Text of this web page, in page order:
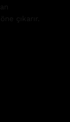
çıkarır.